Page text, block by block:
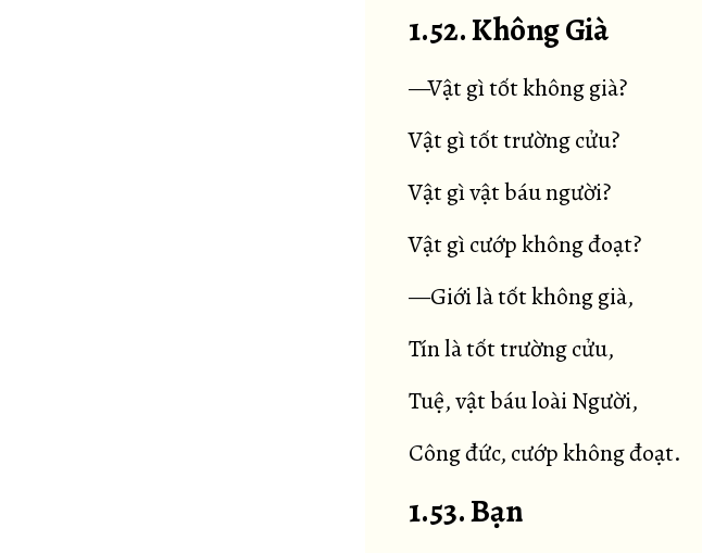
1.52. Không Già
—Vật gì tốt không già?
Vật gì tốt trường cửu?
Vật gì vật báu người?
Vật gì cướp không đoạt?
—Giới là tốt không già,
Tín là tốt trường cửu,
Tuệ, vật báu loài Người,
Công đức, cướp không đoạt.
1.53. Bạn